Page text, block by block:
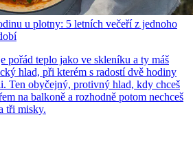
u plotny: 5 letních večeří z jednoho
pořád teplo jako ve skleníku a ty máš
hlad, při kterém s radostí dvě hodiny
Ten obyčejný, protivný hlad, kdy chceš
na balkoně a rozhodně potom nechceš
tři misky.